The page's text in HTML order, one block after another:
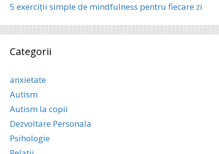
5 exerciții simple de mindfulness pentru fiecare zi
Categorii
anxietate
Autism
Autism la copii
Dezvoltare Personala
Psihologie